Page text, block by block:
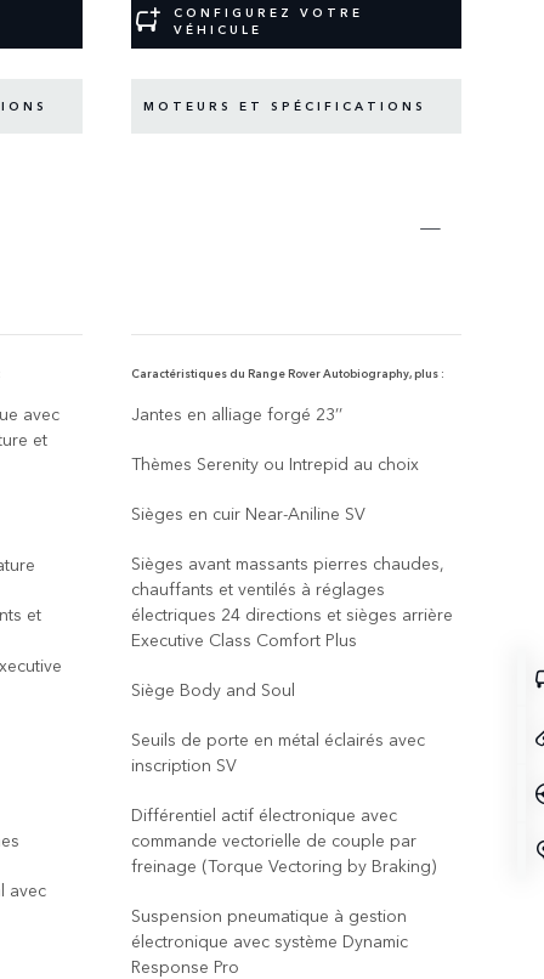
CONFIGUREZ VOTRE
VÉHICULE
MOTEURS ET SPÉCIFICATIONS
avec
et
et
avec
Caractéristiques du Range Rover Autobiography, plus :
Jantes en alliage forgé 23’’
Thèmes Serenity ou Intrepid au choix
Sièges en cuir Near-Aniline SV
Sièges avant massants pierres chaudes,
chauffants et ventilés à réglages
électriques 24 directions et sièges arrière
Executive Class Comfort Plus
Siège Body and Soul
Seuils de porte en métal éclairés avec
inscription SV
Différentiel actif électronique avec
commande vectorielle de couple par
freinage (Torque Vectoring by Braking)
Suspension pneumatique à gestion
électronique avec système Dynamic
Response Pro